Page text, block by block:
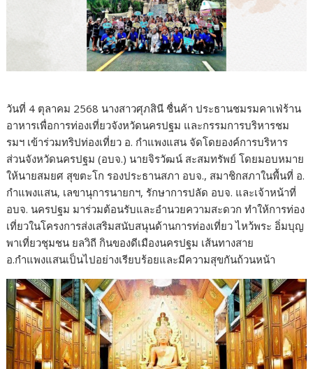
วันที่ 4 ตุลาคม 2568 นางสาวศุภสินี ชื่นค้า ประธานชมรมคาเฟ่ร้าน
อาหารเพื่อการท่องเที่ยวจังหวัดนครปฐม และกรรมการบริหารชม
รมฯ เข้าร่วมทริปท่องเที่ยว อ. กำแพงแสน จัดโดยองค์การบริหาร
ส่วนจังหวัดนครปฐม (อบจ.) นายจิรวัฒน์ สะสมทรัพย์ โดยมอบหมาย
ให้นายสมยศ สุขตะโก รองประธานสภา อบจ., สมาชิกสภาในพื้นที่ อ.
กำแพงแสน, เลขานุการนายกฯ, รักษาการปลัด อบจ. และเจ้าหน้าที่
อบจ. นครปฐม มาร่วมต้อนรับและอำนวยความสะดวก ทำให้การท่อง
เที่ยวในโครงการส่งเสริมสนับสนุนด้านการท่องเที่ยว ไหว้พระ อิ่มบุญ
พาเที่ยวชุมชน ยลวิถี กินของดีเมืองนครปฐม เส้นทางสาย
อ.กำแพงแสนเป็นไปอย่างเรียบร้อยและมีความสุขกันถ้วนหน้า